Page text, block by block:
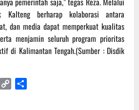
berharap kolaborasi antara
dan media dapat memperkuat kualitas
menjamin seluruh program prioritas
di Kalimantan Tengah.‎(Sumber : Disdik